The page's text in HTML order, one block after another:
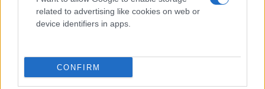
related to advertising like cookies on web or
device identifiers in apps.
CONFIRM
βαθμολογία, με διαφορά έξι βαθμών από τη
Σπόρτινγκ.
#FutsalSCP| ⏹️ Empate no dérbi da 16.ª jornada da
Liga Placard.